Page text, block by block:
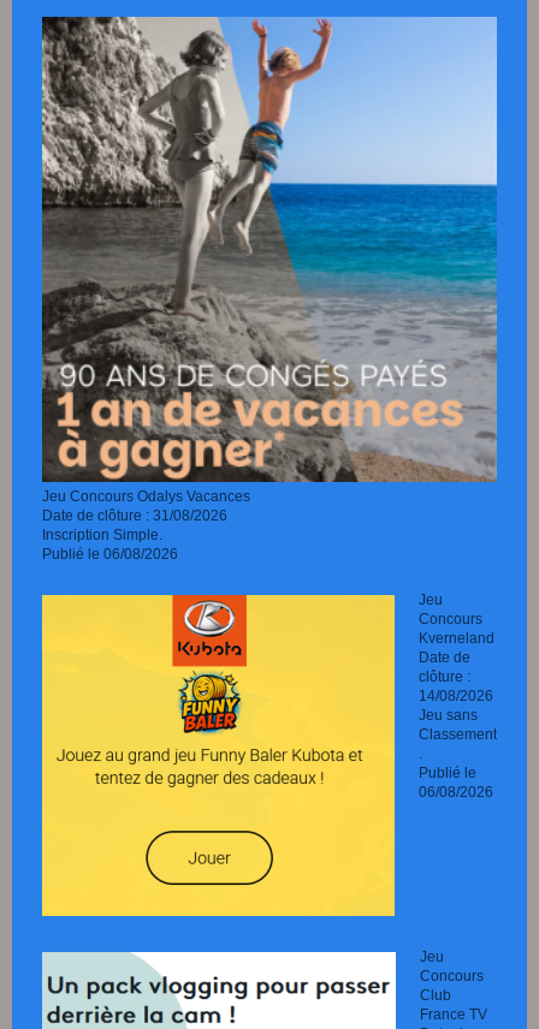
Jeu Concours Odalys Vacances
Date de clôture : 31/08/2026
Inscription Simple.
Publié le 06/08/2026
Jeu
Concours
Kverneland
Date de
clôture :
14/08/2026
Jeu sans
Classement
.
Publié le
06/08/2026
Jeu
Concours
Club
France TV